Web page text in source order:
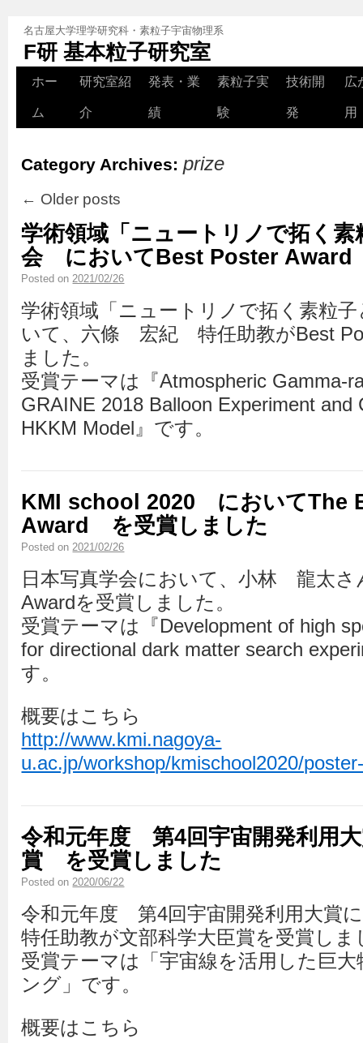
名古屋大学理学研究科・素粒子宇宙物理系
F研 基本粒子研究室
ホー
ム
研究室紹
介
発表・業
績
素粒子実
験
技術開
発
広
用
Category Archives:prize
← Older posts
学術領域「ニュートリノで拓く素
会 においてBest Poster Award
Posted on 2021/02/26
学術領域「ニュートリノで拓く素粒
いて、六條 宏紀 特任助教がBest
ました。
受賞テーマは『Atmospheric Gamma-
GRAINE 2018 Balloon Experiment and
HKKM Model』です。
KMI school 2020 においてThe
Award を受賞しました
Posted on 2021/02/26
日本写真学会において、小林 龍太さ
Awardを受賞しました。
受賞テーマは『Development of high
for directional dark matter search
す。
概要はこちら
http://www.kmi.nagoya-
u.ac.jp/workshop/kmischool2020/
令和元年度 第4回宇宙開発利用
賞 を受賞しました
Posted on 2020/06/22
令和元年度 第4回宇宙開発利用大賞
特任助教が文部科学大臣賞を受賞しま
受賞テーマは「宇宙線を活用した巨
ング」です。
概要はこちら